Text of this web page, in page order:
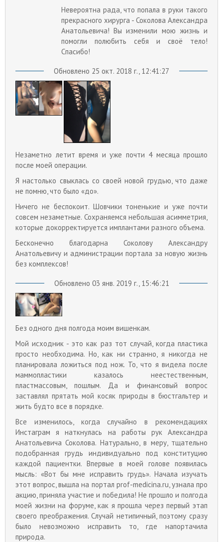
Невероятна рада, что попала в руки такого
прекрасного хирурга - Соколова Александра
Анатольевича! Вы изменили мою жизнь и
помогли полюбить себя и своё тело!
Спасибо!
Обновлено 25 окт. 2018 г., 12:41:27
Незаметно летит время и уже почти 4 месяца прошло
после моей операции.
Я настолько свыклась со своей новой грудью, что даже
не помню, что было «до».
Ничего не беспокоит. Шовчики тоненькие и уже почти
совсем незаметные. Сохраняемся небольшая асимметрия,
которые докорректируется имплантами разного объема.
Бесконечно благодарна Соколову Александру
Анатольевичу и администрации портала за новую жизнь
без комплексов!
Обновлено 03 янв. 2019 г., 15:46:21
Без одного дня полгода моим вишенкам.
Мой исходник - это как раз тот случай, когда пластика
просто необходима. Но, как ни странно, я никогда не
планировала ложиться под нож. То, что я видела после
маммопластики казалось неестественным,
пластмассовым, пошлым. Да и финансовый вопрос
заставлял прятать мой косяк природы в бюстгальтер и
жить будто все в порядке.
Все изменилось, когда случайно в рекомендациях
Инстаграм я наткнулась на работы рук Александра
Анатольевича Соколова. Натурально, в меру, тщательно
подобранная грудь индивидуально под конституцию
каждой пациентки. Впервые в моей голове появилась
мысль: «Вот бы мне исправить грудь». Начала изучать
этот вопрос, вышла на портал prof-medicina.ru, узнала про
акцию, приняла участие и победила! Не прошло и полгода
моей жизни на форуме, как я прошла через первый этап
своего преображения. Случай нетипичный, поэтому сразу
было невозможно исправить то, где напортачила
природа.